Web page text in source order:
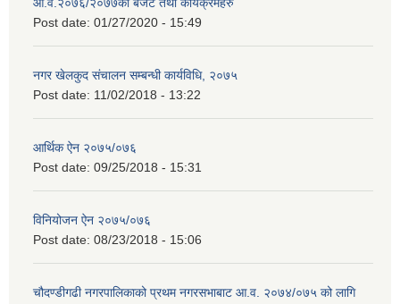
आ.व.२०७६/२०७७को बजेट तथा कार्यक्रमहरु
Post date: 01/27/2020 - 15:49
नगर खेलकुद संचालन सम्बन्धी कार्यविधि, २०७५
Post date: 11/02/2018 - 13:22
आर्थिक ऐन २०७५/०७६
Post date: 09/25/2018 - 15:31
विनियोजन ऐन २०७५/०७६
Post date: 08/23/2018 - 15:06
चौदण्डीगढी नगरपालिकाको प्रथम नगरसभाबाट आ.व. २०७४/०७५ को लागि